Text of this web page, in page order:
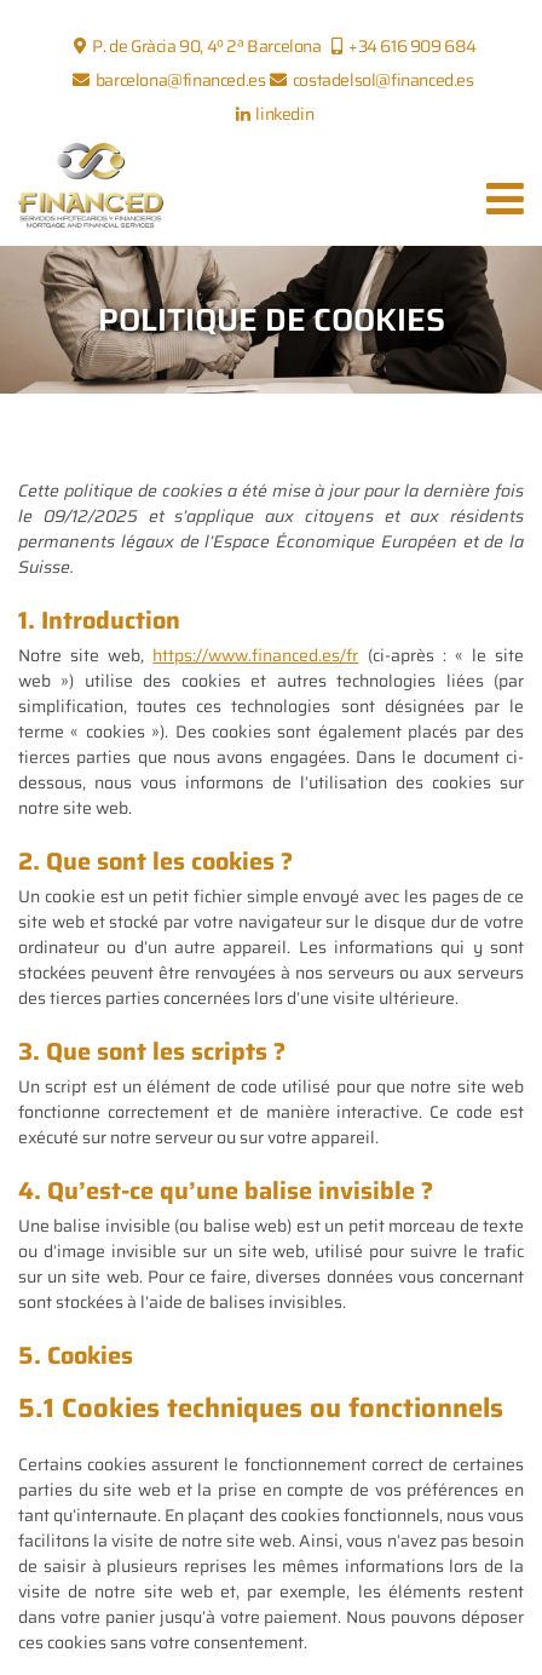
P. de Gràcia 90, 4º 2ª Barcelona
+34 616 909 684
barcelona@financed.es
costadelsol@financed.es
linkedin
POLITIQUE DE COOKIES
Cette politique de cookies a été mise à jour pour la dernière fois
le 09/12/2025 et s’applique aux citoyens et aux résidents
permanents légaux de l’Espace Économique Européen et de la
Suisse.
1. Introduction
Notre site web, https://www.financed.es/fr (ci-après : « le site
web ») utilise des cookies et autres technologies liées (par
simplification, toutes ces technologies sont désignées par le
terme « cookies »). Des cookies sont également placés par des
tierces parties que nous avons engagées. Dans le document ci-
dessous, nous vous informons de l’utilisation des cookies sur
notre site web.
2. Que sont les cookies ?
Un cookie est un petit fichier simple envoyé avec les pages de ce
site web et stocké par votre navigateur sur le disque dur de votre
ordinateur ou d’un autre appareil. Les informations qui y sont
stockées peuvent être renvoyées à nos serveurs ou aux serveurs
des tierces parties concernées lors d’une visite ultérieure.
3. Que sont les scripts ?
Un script est un élément de code utilisé pour que notre site web
fonctionne correctement et de manière interactive. Ce code est
exécuté sur notre serveur ou sur votre appareil.
4. Qu’est-ce qu’une balise invisible ?
Une balise invisible (ou balise web) est un petit morceau de texte
ou d’image invisible sur un site web, utilisé pour suivre le trafic
sur un site web. Pour ce faire, diverses données vous concernant
sont stockées à l’aide de balises invisibles.
5. Cookies
5.1 Cookies techniques ou fonctionnels
Certains cookies assurent le fonctionnement correct de certaines
parties du site web et la prise en compte de vos préférences en
tant qu’internaute. En plaçant des cookies fonctionnels, nous vous
facilitons la visite de notre site web. Ainsi, vous n’avez pas besoin
de saisir à plusieurs reprises les mêmes informations lors de la
visite de notre site web et, par exemple, les éléments restent
dans votre panier jusqu’à votre paiement. Nous pouvons déposer
ces cookies sans votre consentement.